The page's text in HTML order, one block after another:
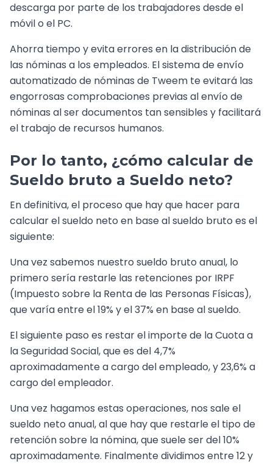
descarga por parte de los trabajadores desde el
móvil o el PC.
Ahorra tiempo y evita errores en la distribución de
las nóminas a los empleados. El sistema de envío
automatizado de nóminas de Tweem te evitará las
engorrosas comprobaciones previas al envío de
nóminas al ser documentos tan sensibles y facilitará
el trabajo de recursos humanos.
Por lo tanto, ¿cómo calcular de
Sueldo bruto a Sueldo neto?
En definitiva, el proceso que hay que hacer para
calcular el sueldo neto en base al sueldo bruto es el
siguiente:
Una vez sabemos nuestro sueldo bruto anual, lo
primero sería restarle las retenciones por IRPF
(Impuesto sobre la Renta de las Personas Físicas),
que varía entre el 19% y el 37% en base al sueldo.
El siguiente paso es restar el importe de la Cuota a
la Seguridad Social, que es del 4,7%
aproximadamente a cargo del empleado, y 23,6% a
cargo del empleador.
Una vez hagamos estas operaciones, nos sale el
sueldo neto anual, al que hay que restarle el tipo de
retención sobre la nómina, que suele ser del 10%
aproximadamente. Finalmente dividimos entre 12 y